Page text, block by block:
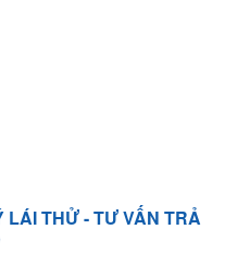
LÁI THỬ - TƯ VẤN TRẢ